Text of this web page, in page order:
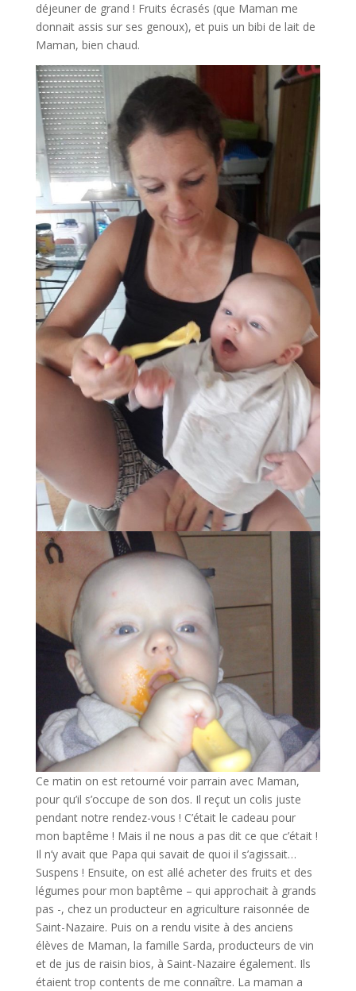
déjeuner de grand ! Fruits écrasés (que Maman me
donnait assis sur ses genoux), et puis un bibi de lait de
Maman, bien chaud.
Ce matin on est retourné voir parrain avec Maman,
pour qu’il s’occupe de son dos. Il reçut un colis juste
pendant notre rendez-vous ! C’était le cadeau pour
mon baptême ! Mais il ne nous a pas dit ce que c’était !
Il n’y avait que Papa qui savait de quoi il s’agissait…
Suspens ! Ensuite, on est allé acheter des fruits et des
légumes pour mon baptême – qui approchait à grands
pas -, chez un producteur en agriculture raisonnée de
Saint-Nazaire. Puis on a rendu visite à des anciens
élèves de Maman, la famille Sarda, producteurs de vin
et de jus de raisin bios, à Saint-Nazaire également. Ils
étaient trop contents de me connaître. La maman a